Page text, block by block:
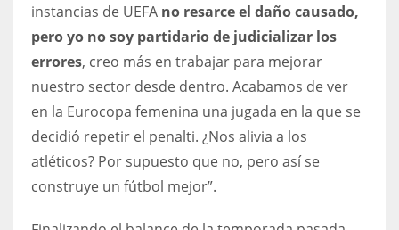
instancias de UEFA no resarce el daño causado,
pero yo no soy partidario de judicializar los
errores, creo más en trabajar para mejorar
nuestro sector desde dentro. Acabamos de ver
en la Eurocopa femenina una jugada en la que se
decidió repetir el penalti. ¿Nos alivia a los
atléticos? Por supuesto que no, pero así se
construye un fútbol mejor”.